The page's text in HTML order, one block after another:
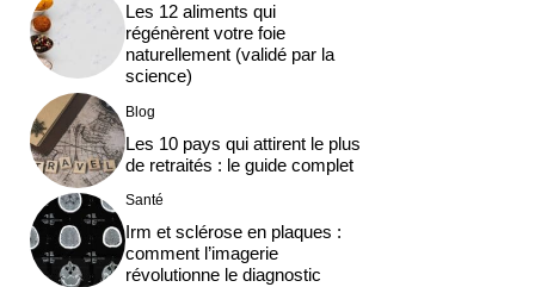
Les 12 aliments qui
régénèrent votre foie
naturellement (validé par la
science)
Blog
Les 10 pays qui attirent le plus
de retraités : le guide complet
Santé
Irm et sclérose en plaques :
comment l’imagerie
révolutionne le diagnostic